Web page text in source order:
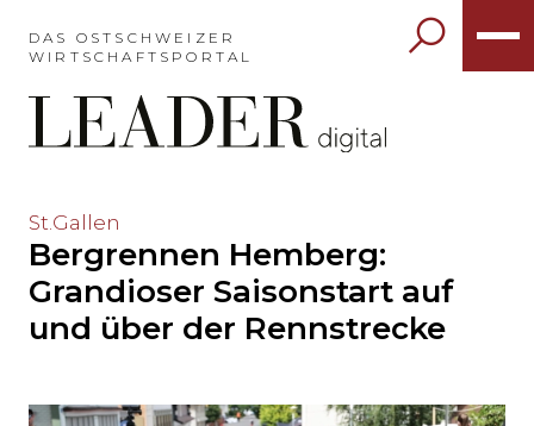
das
Hauptmenü
auslassen
und
Inhalt
springen?
DAS OSTSCHWEIZER
WIRTSCHAFTSPORTAL
Möchten
den
Hauptinhalt
auslassen
zum
St.Gallen
Bergrennen Hemberg:
Grandioser Saisonstart auf
und über der Rennstrecke